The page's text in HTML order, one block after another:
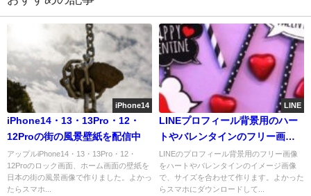
iPhone14
iPhone14・13・13Pro・12・
12Proの街の風景壁紙を配信中
アップルiPhone14・13・13Pro・12・
12Proのロック画面、ホーム画面の壁紙を
日本の街の風景画像で作りました。よかっ
たらスマホ...
LINE
LINEプロフィール背景用のハー
トやバレンタインのフリー画像
を配信中
LINEのプロフィール背景用のフリー画像
をハートやバレンタインのイメージ画像
で、サイズを合わせて作ります。よかった
らスマホにダウンロードして...